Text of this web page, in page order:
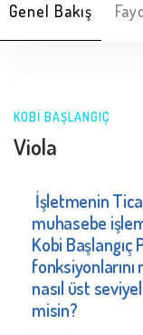
Genel Bakış
KOBİ BAŞLANGIÇ
Viola
İşletmenin
muhasebe
Kobi Başlangıç
nasıl üst
misin?